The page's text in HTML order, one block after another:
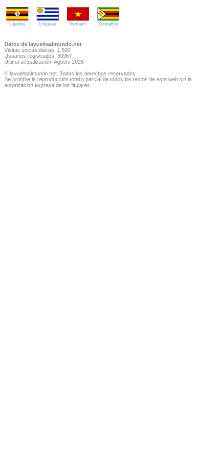
Uganda Uruguay Vietnam Zimbabue
Datos de lavueltaalmundo.net
Visitas únicas diarias: 1.500
Usuarios registrados: 30967
Última actualización: Agosto 2026
© lavueltaalmundo.net. Todos los derechos reservados.
Se prohíbe la reproducción total o parcial de todos los textos de esta web sin la
autorización expresa de los titulares.